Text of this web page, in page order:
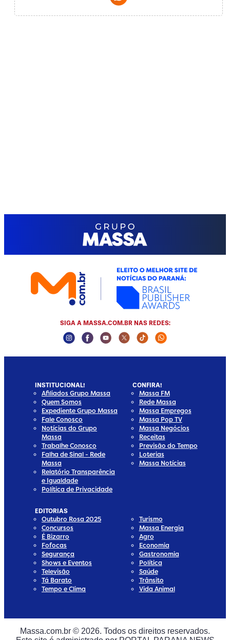
Media
Media
SIGA A MASSA.COM.BR NAS REDES:
Instagram Social Media
Facebook Social Media
Youtube Social Media
Twitter Social Media
Tiktok Social Media
Whatsapp
INSTITUCIONAL!
Afiliados Grupo Massa
Quem Somos
Expediente Grupo Massa
Fale Conosco
Notícias do Grupo
Massa
Trabalhe Conosco
Falha de Sinal - Rede
Massa
Relatório Transparência
e Igualdade
Política de Privacidade
CONFIRA!
Massa FM
Rede Massa
Massa Empregos
Massa Pop TV
Massa Negócios
Receitas
Previsão do Tempo
Loterias
Massa Notícias
EDITORIAS
Outubro Rosa 2025
Concursos
É Bizarro
Fofocas
Segurança
Shows e Eventos
Televisão
Tá Barato
Tempo e Clima
Turismo
Massa Energia
Agro
Economia
Gastronomia
Política
Saúde
Trânsito
Vida Animal
Massa.com.br © 2026. Todos os direitos reservados.